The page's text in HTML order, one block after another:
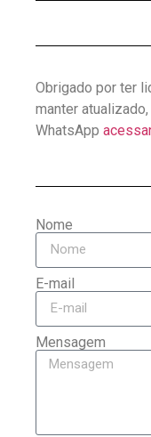
Obrigado por ter
manter
WhatsApp
Nome
E-mail
Mensagem